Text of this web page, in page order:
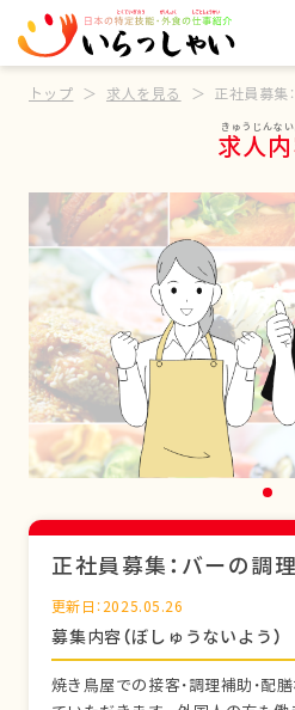
トップ 求人を見る 正社員募集
求人
正社員募集：バーの調
更新日：2025.05.26
募集内容（ぼしゅうないよう）
焼き鳥屋での接客・調理補助・配